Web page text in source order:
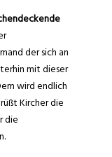
der sich an
mit dieser
wird endlich
Kircher die
die